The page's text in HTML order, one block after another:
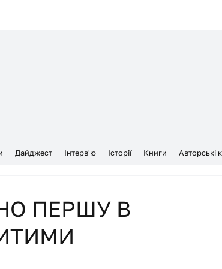
ПЕРШУ В
Дайджест Інтерв'ю Історії Книги Авторські